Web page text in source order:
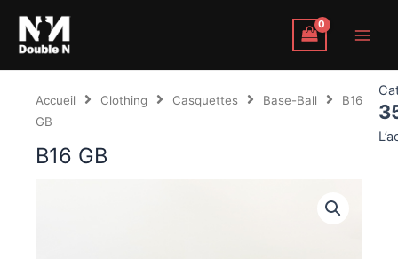
contenu
Accueil Clothing Casquettes Base-Ball
B16
GB
B16 GB